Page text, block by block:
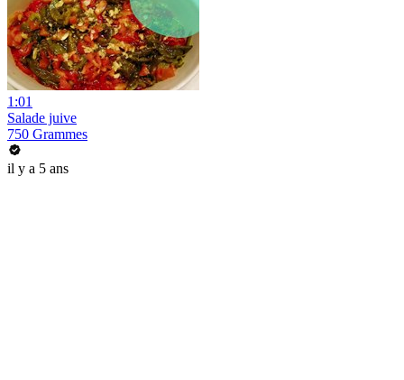
1:01
Salade juive
750 Grammes
il y a 5 ans